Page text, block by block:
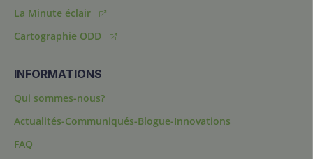
La Minute éclair
Cartographie ODD
INFORMATIONS
Qui sommes-nous?
Actualités-Communiqués-Blogue-Innovations
FAQ